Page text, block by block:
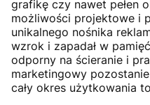
grafikę czy nawet pełen
możliwości projektowe i
unikalnego nośnika
wzrok i zapadał w
odporny na ścieranie i
marketingowy
cały okres użytkowania